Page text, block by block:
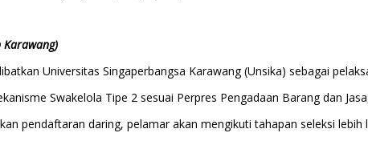
Karawang)
Universitas Singaperbangsa Karawang (Unsika) sebagai
Swakelola Tipe 2 sesuai Perpres Pengadaan Barang dan
pendaftaran daring, pelamar akan mengikuti tahapan seleksi